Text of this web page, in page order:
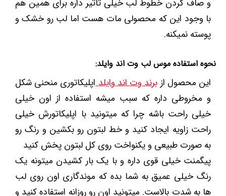
و صاف کردن خطوط لب خیلی تاثیر داره برای همین هم
با وجود این که محصولی مات هست اما لب رو خشک و
پوسته نمیکنه.
نحوه استفاده موس لب وت اند وایلد:
این محصول از برند وت اند وایلداپلیکاتوری منحنی شکل
و مخروطی داره که سبب میشه استفاده از اون خیلی
خیلی راحت باشه چرا که میتونید با اپلیکاتورش خیلی
راحت زاویه ایجاد کنید و خط لبتون رو بکشین و رنگ رو
به صورت طبیعی و یکنواخت روی کل لبتون پخش کنید
پیگمنت خیلی قوی داره و با یک بار کشیدن میتونه یک
رنگ خیلی عمیق به شما بده که موندگاری اون روی لب
ها به شدت بالاست. میتونید اون رو روزانه استفاده کنید و